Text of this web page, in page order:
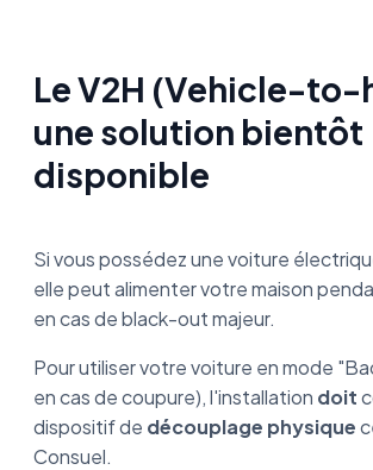
Le V2H (Vehicle-to-
une solution bientôt
disponible
Si vous possédez une voiture
elle peut alimenter votre maison
en cas de black-out majeur.
Pour utiliser votre voiture en mode
en cas de coupure), l'installation doit
dispositif de découplage physique
Consuel.